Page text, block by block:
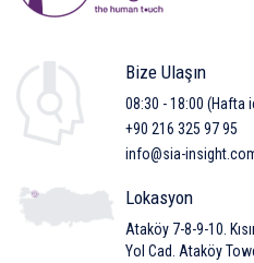
Müşterilerimiz
İşbirliklerimiz
Bize Ulaşın
08:30 - 18:00 (Hafta
+90 216 325 97 95
info@sia-
Lokasyon
Ataköy 7-8-9-10.
Yol Cad. Ataköy